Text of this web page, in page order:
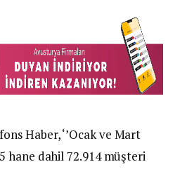
Haber, ‘’Ocak ve Mart
hane dahil 72.914 müşteri